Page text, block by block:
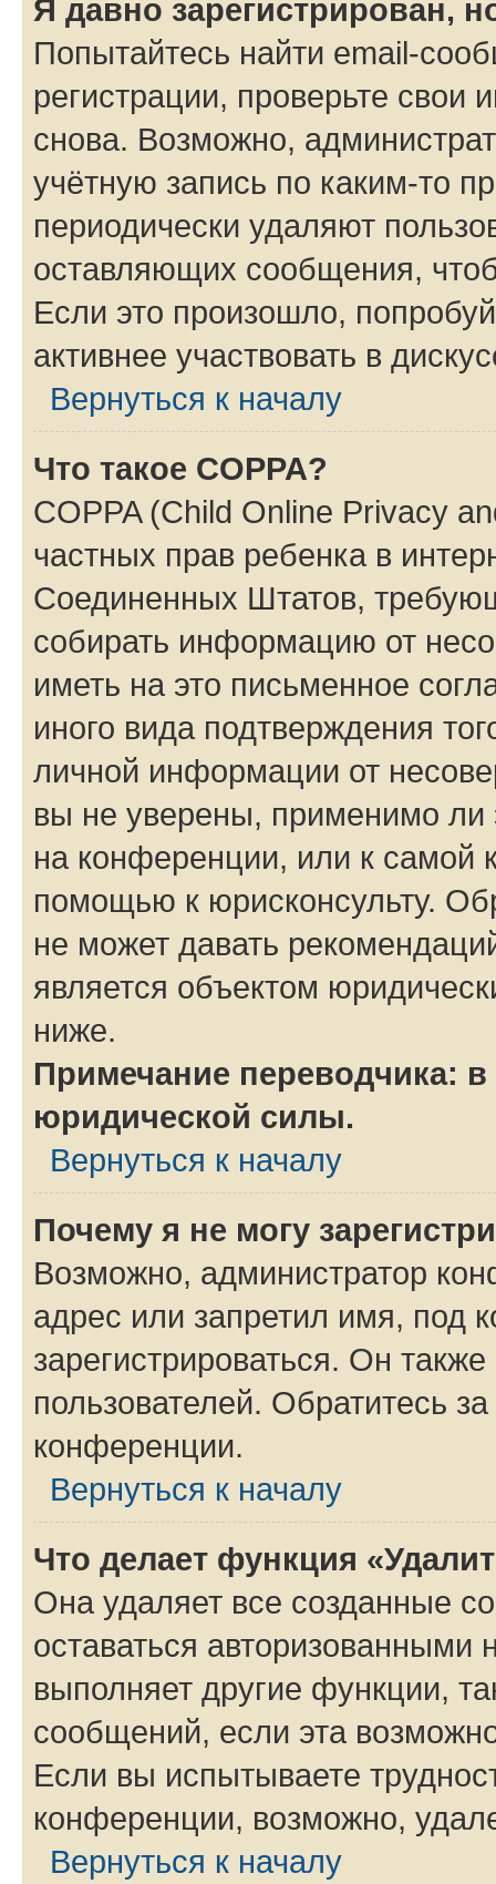
Я давно зарегистрирован,
Попытайтесь найти email-
регистрации, проверьте свои
снова. Возможно,
учётную запись по каким-то
периодически удаляют
оставляющих сообщения,
Если это произошло,
активнее участвовать в
Вернуться к началу
Что такое COPPA?
COPPA (Child Online Privacy
частных прав ребенка в
Соединенных Штатов,
собирать информацию от
иметь на это письменное
иного вида подтверждения
личной информации от
вы не уверены, применимо ли
на конференции, или к самой
помощью к юрисконсульту.
не может давать
является объектом
ниже.
Примечание переводчика:
юридической силы.
Вернуться к началу
Почему я не могу
Возможно, администратор
адрес или запретил имя, под
зарегистрироваться. Он
пользователей. Обратитесь
конференции.
Вернуться к началу
Что делает функция
Она удаляет все созданные
оставаться авторизованными
выполняет другие функции,
сообщений, если эта
Если вы испытываете
конференции, возможно,
Вернуться к началу